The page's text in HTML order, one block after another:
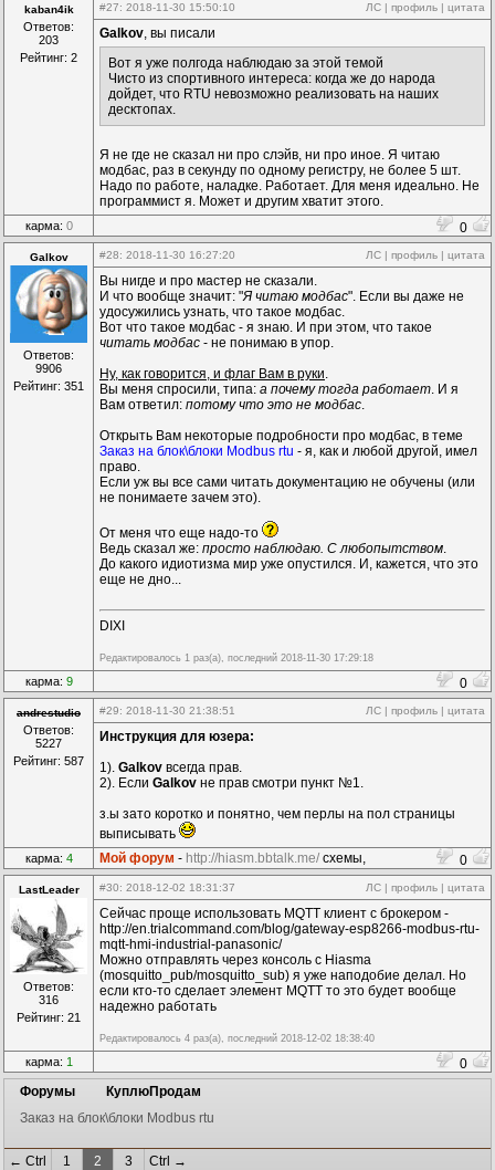
kaban4ik
Ответов:
203
Рейтинг: 2
#27: 2018-11-30 15:50:10 ЛС | профиль | цитата
Galkov, вы писали
Вот я уже полгода наблюдаю за этой темой
Чисто из спортивного интереса: когда же до народа
дойдет, что RTU невозможно реализовать на наших
десктопах.
Я не где не сказал ни про слэйв, ни про иное. Я читаю
модбас, раз в секунду по одному регистру, не более 5 шт.
Надо по работе, наладке. Работает. Для меня идеально. Не
программист я. Может и другим хватит этого.
карма: 0 0
Galkov
Ответов:
9906
Рейтинг: 351
#28: 2018-11-30 16:27:20 ЛС | профиль | цитата
Вы нигде и про мастер не сказали.
И что вообще значит: "Я читаю модбас". Если вы даже не
удосужились узнать, что такое модбас.
Вот что такое модбас - я знаю. И при этом, что такое
читать модбас - не понимаю в упор.
Ну, как говорится, и флаг Вам в руки.
Вы меня спросили, типа: а почему тогда работает. И я
Вам ответил: потому что это не модбас.
Открыть Вам некоторые подробности про модбас, в теме
Заказ на блок\блоки Modbus rtu - я, как и любой другой, имел
право.
Если уж вы все сами читать документацию не обучены (или
не понимаете зачем это).
От меня что еще надо-то
Ведь сказал же: просто наблюдаю. С любопытством.
До какого идиотизма мир уже опустился. И, кажется, что это
еще не дно...
DIXI
Редактировалось 1 раз(а), последний 2018-11-30 17:29:18
карма: 9 0
andrestudio
Ответов:
5227
Рейтинг: 587
#29: 2018-11-30 21:38:51 ЛС | профиль | цитата
Инструкция для юзера:
1). Galkov всегда прав.
2). Если Galkov не прав смотри пункт №1.
з.ы зато коротко и понятно, чем перлы на пол страницы
выписывать
карма: 4 Мой форум - http://hiasm.bbtalk.me/ схемы,
компоненты...
0
LastLeader
Ответов:
316
Рейтинг: 21
#30: 2018-12-02 18:31:37 ЛС | профиль | цитата
Сейчас проще использовать MQTT клиент с брокером -
http://en.trialcommand.com/blog/gateway-esp8266-modbus-rtu-
mqtt-hmi-industrial-panasonic/
Можно отправлять через консоль с Hiasma
(mosquitto_pub/mosquitto_sub) я уже наподобие делал. Но
если кто-то сделает элемент MQTT то это будет вообще
надежно работать
Редактировалось 4 раз(а), последний 2018-12-02 18:38:40
карма: 1
0
Форумы
КуплюПродам
Заказ на блок\блоки Modbus rtu
← Ctrl 1 2 3 Ctrl →